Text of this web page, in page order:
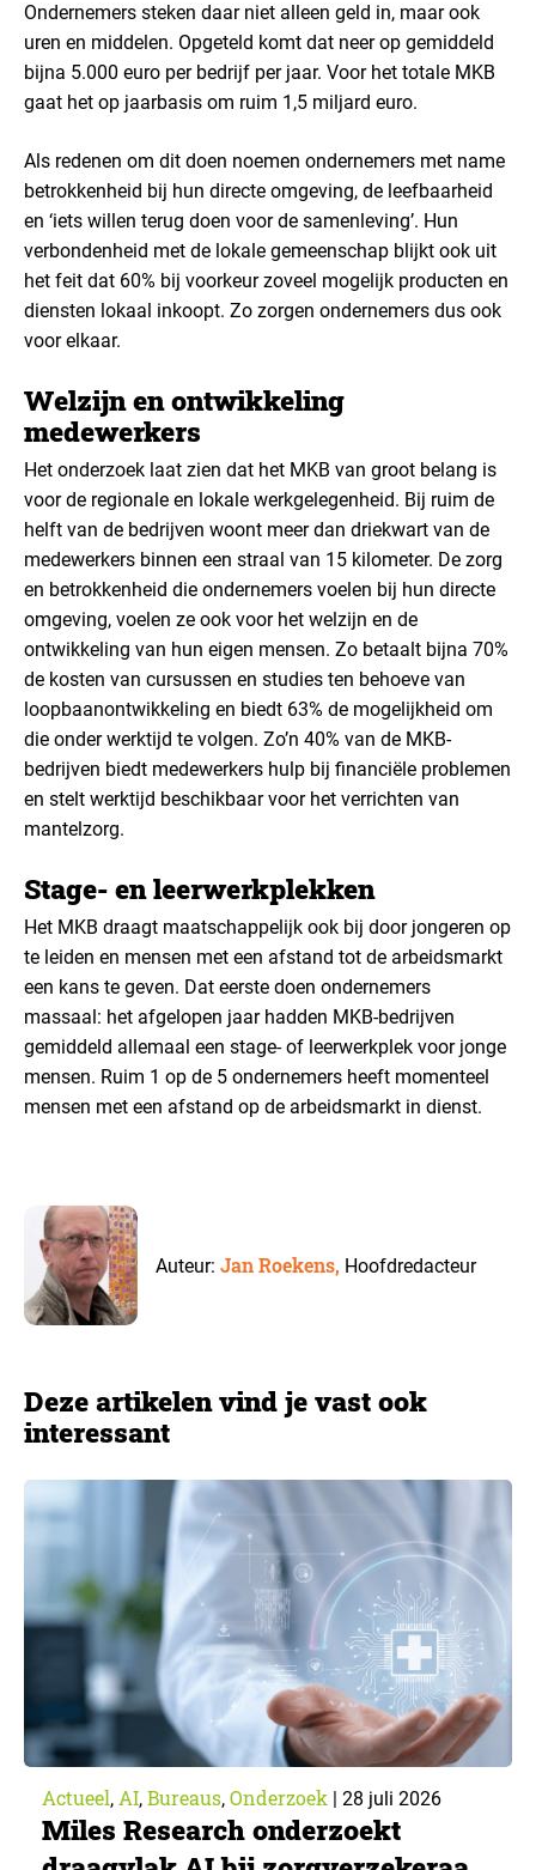
Ondernemers steken daar niet alleen geld in, maar ook
uren en middelen. Opgeteld komt dat neer op gemiddeld
bijna 5.000 euro per bedrijf per jaar. Voor het totale MKB
gaat het op jaarbasis om ruim 1,5 miljard euro.
Als redenen om dit doen noemen ondernemers met name
betrokkenheid bij hun directe omgeving, de leefbaarheid
en ‘iets willen terug doen voor de samenleving’. Hun
verbondenheid met de lokale gemeenschap blijkt ook uit
het feit dat 60% bij voorkeur zoveel mogelijk producten en
diensten lokaal inkoopt. Zo zorgen ondernemers dus ook
voor elkaar.
Welzijn en ontwikkeling
medewerkers
Het onderzoek laat zien dat het MKB van groot belang is
voor de regionale en lokale werkgelegenheid. Bij ruim de
helft van de bedrijven woont meer dan driekwart van de
medewerkers binnen een straal van 15 kilometer. De zorg
en betrokkenheid die ondernemers voelen bij hun directe
omgeving, voelen ze ook voor het welzijn en de
ontwikkeling van hun eigen mensen. Zo betaalt bijna 70%
de kosten van cursussen en studies ten behoeve van
loopbaanontwikkeling en biedt 63% de mogelijkheid om
die onder werktijd te volgen. Zo’n 40% van de MKB-
bedrijven biedt medewerkers hulp bij financiële problemen
en stelt werktijd beschikbaar voor het verrichten van
mantelzorg.
Stage- en leerwerkplekken
Het MKB draagt maatschappelijk ook bij door jongeren op
te leiden en mensen met een afstand tot de arbeidsmarkt
een kans te geven. Dat eerste doen ondernemers
massaal: het afgelopen jaar hadden MKB-bedrijven
gemiddeld allemaal een stage- of leerwerkplek voor jonge
mensen. Ruim 1 op de 5 ondernemers heeft momenteel
mensen met een afstand op de arbeidsmarkt in dienst.
Auteur:Jan Roekens, Hoofdredacteur
Deze artikelen vind je vast ook
interessant
Actueel, AI, Bureaus, Onderzoek | 28 juli 2026
Miles Research onderzoekt